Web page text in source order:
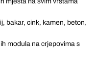
bakar, cink, kamen, beton,
modula na crjepovima s